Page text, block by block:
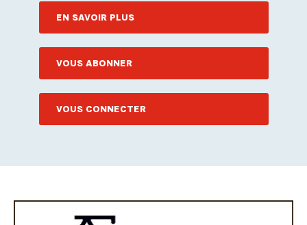
EN SAVOIR PLUS
VOUS ABONNER
VOUS CONNECTER